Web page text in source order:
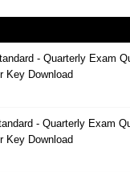
- Quarterly Exam
Key Download
- Quarterly Exam
Key Download